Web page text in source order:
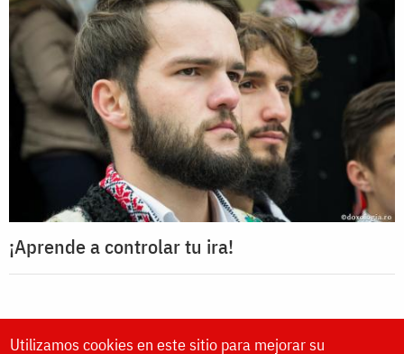
¡Aprende a controlar tu ira!
Utilizamos cookies en este sitio para mejorar su